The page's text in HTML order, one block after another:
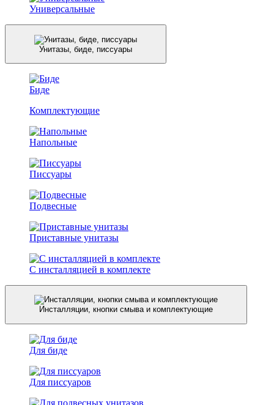
Универсальные
Унитазы, биде, писсуары
Биде
Комплектующие
Напольные
Писсуары
Подвесные
Приставные унитазы
С инсталляцией в комплекте
Инсталляции, кнопки смыва и комплектующие
Для биде
Для писсуаров